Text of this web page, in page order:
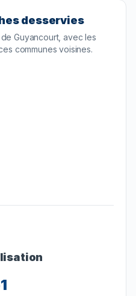
desservies
deGuyancourt, avec les
communes voisines.